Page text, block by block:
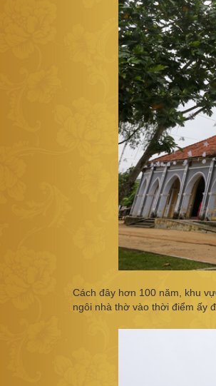
Cách đây hơn 100 năm, khu
ngôi nhà thờ vào thời điểm ấy